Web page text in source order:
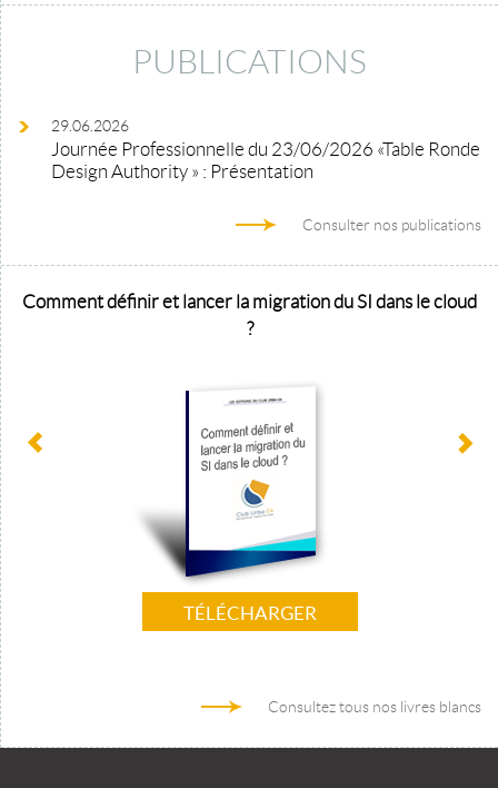
PUBLICATIONS
29.06.2026
Journée Professionnelle du 23/06/2026 «Table Ronde
Design Authority » : Présentation
Consulter nos publications
Comment définir et lancer la migration du SI dans le cloud
?
TÉLÉCHARGER
Consultez tous nos livres blancs